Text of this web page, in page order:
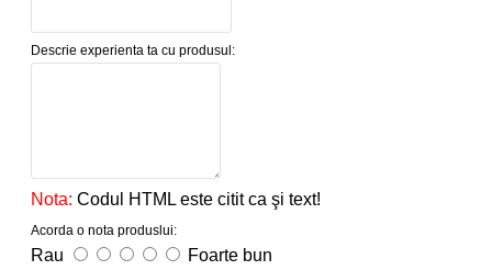
Descrie experienta ta cu produsul:
Nota: Codul HTML este citit ca şi text!
Acorda o nota produslui:
Rau Foarte bun